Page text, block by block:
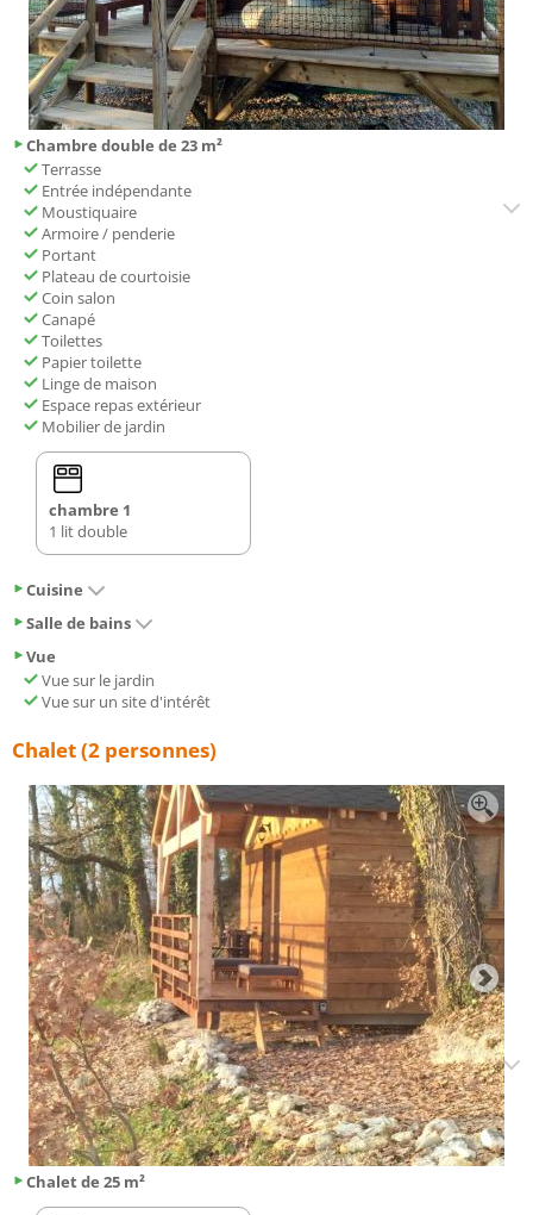
Chambre double de 23 m²
Terrasse
Entrée indépendante
Moustiquaire
Armoire / penderie
Portant
Plateau de courtoisie
Coin salon
Canapé
Toilettes
Papier toilette
Linge de maison
Espace repas extérieur
Mobilier de jardin
chambre 1
1 lit double
Cuisine
Salle de bains
Vue
Vue sur le jardin
Vue sur un site d'intérêt
Chalet (2 personnes)
Chalet de 25 m²